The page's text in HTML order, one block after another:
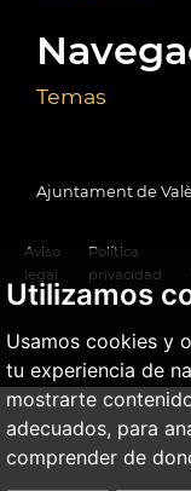
Utilizamos
Usamos cookies y
tu experiencia de
mostrarte
adecuados, para
comprender de
Temas
Ajuntament de
Aviso
legal
Política
privacidad